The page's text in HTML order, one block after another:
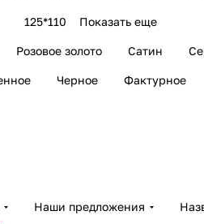
125*110 Показать еще
Розовое золото Сатин
Черное Фактурное
Наши предложения